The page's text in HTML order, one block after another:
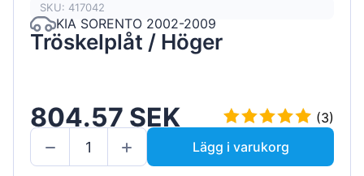
SKU: 417042
KIA SORENTO 2002-2009
Tröskelplåt / Höger
804.57 SEK
(3)
Lägg i varukorg